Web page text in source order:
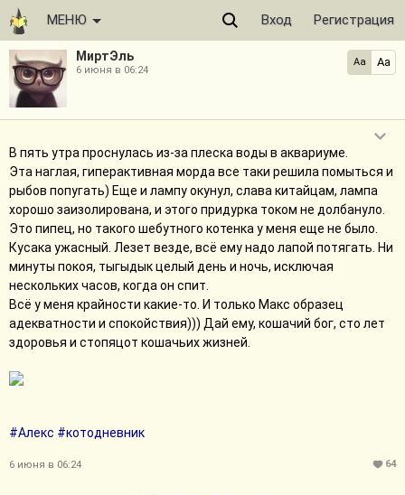
МЕНЮ Вход Регистрация
МиртЭль
6 июня в 06:24
Aa Aa
В пять утра проснулась из-за плеска воды в аквариуме.
Эта наглая, гиперактивная морда все таки решила помыться и
рыбов попугать) Еще и лампу окунул, слава китайцам, лампа
хорошо заизолирована, и этого придурка током не долбануло.
Это пипец, но такого шебутного котенка у меня еще не было.
Кусака ужасный. Лезет везде, всё ему надо лапой потягать. Ни
минуты покоя, тыгыдык целый день и ночь, исключая
нескольких часов, когда он спит.
Всё у меня крайности какие-то. И только Макс образец
адекватности и спокойствия))) Дай ему, кошачий бог, сто лет
здоровья и стопяцот кошачьих жизней.
#Алекс #котодневник
6 июня в 06:24 64